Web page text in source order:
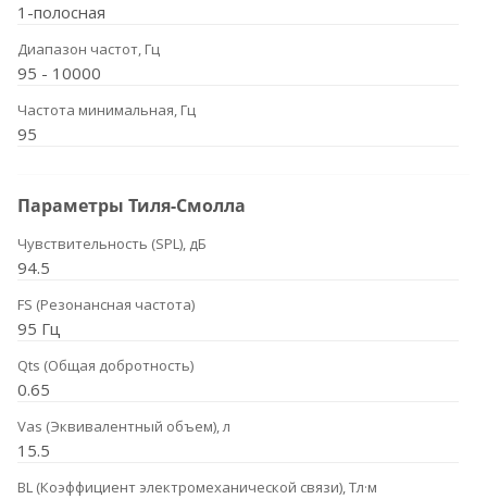
1-полосная
Диапазон частот, Гц
95 - 10000
Частота минимальная, Гц
95
Параметры Тиля-Смолла
Чувствительность (SPL), дБ
94.5
FS (Резонансная частота)
95 Гц
Qts (Общая добротность)
0.65
Vas (Эквивалентный объем), л
15.5
BL (Коэффициент электромеханической связи), Тл·м